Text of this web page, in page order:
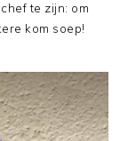
te zijn: om
kom soep!